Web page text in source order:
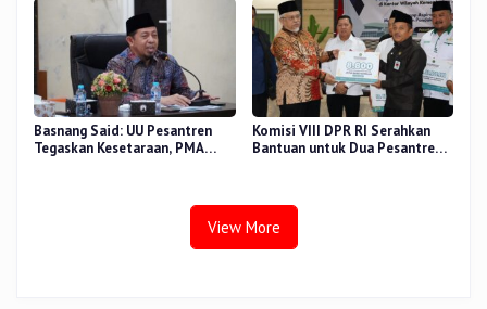
Basnang Said: UU Pesantren
Tegaskan Kesetaraan, PMA
Komisi VIII DPR RI Serahkan
Bantuan untuk Dua Pesantren
View More